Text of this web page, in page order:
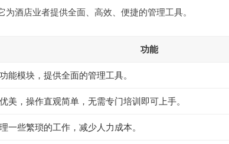
酒店业者提供全面、高效、便捷的管理工具。
功能
能模块，提供全面的管理工具。
美，操作直观简单，无需专门培训即可上手。
一些繁琐的工作，减少人力成本。